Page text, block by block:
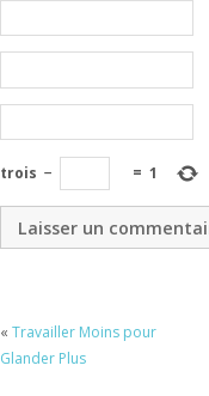
trois − = 1
« Travailler Moins pour
Glander Plus